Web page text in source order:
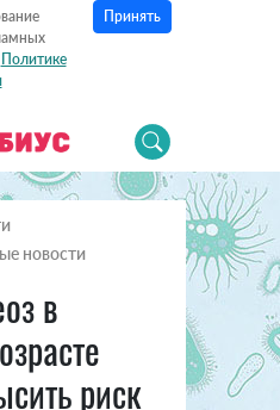
Политике
Принять
новости
в
риск